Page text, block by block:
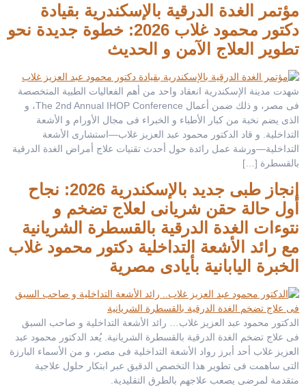
مؤتمر الغدة الدرقية بالإسكندرية بقيادة
دكتور محمود غلاب 2026: خطوة جديدة نحو
تطوير العلاج الآمن و الحديث
شهدت مدينة الإسكندرية انعقاد واحد من أهم الفعاليات الطبية المتخصصة
فى مصر، و ذلك ضمن أعمال The 2nd Annual IHOP Conference، و
الذى يضم نخبة من كبار الأطباء و الخبراء فى مجال الأورام و الأشعة
التداخلية. و قاد الدكتور محمود عبد العزيز غلاب—استشارى الأشعة
التداخلية—ورشة عمل رائدة حول أحدث تقنيات علاج أمراض الغدة الدرقية
بالقسطرة […]
إنجاز طبى جديد بالإسكندرية 2026: نجاح
أول حالة حقن شريانى لعلاج تضخم و
نتوءات الغدة الدرقية بالقسطرة الشريانية
مع رائد الأشعة التداخلية دكتور محمود غلاب
الخبرة اليابانية بأيادى مصرية
الدكتور محمود عبد العزيز غلاب… رائد الأشعة التداخلية و صاحب السبق
فى علاج تضخم الغدة الدرقية بالقسطرة الشريانية. يُعد الدكتور محمود عبد
العزيز غلاب أحد أبرز رواد الأشعة التداخلية فى مصر، و من الأسماء البارزة
التى ساهمت فى تطوير هذا التخصص الدقيق عبر ابتكار حلول علاجية
متقدمة لمرضى يصعب علاجهم بالطرق التقليدية.